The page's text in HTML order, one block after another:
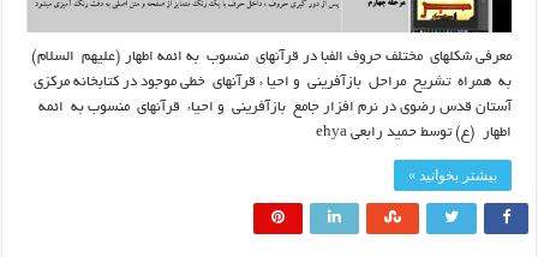
معرفی شکلهای مختلف حروف الفبا در قرآنهای منسوب به ائمه اطهار (علیهم السلام)
به همراه تشریح مراحل بازآفرینی و احیا ء قرآنهای خطی موجود در کتابخانه مرکزی
آستان قدس رضوی در نرم افزار جامع بازآفرینی و احیاء قرآنهای منسوب به ائمه
اطهار (ع) توسط حمید رابعی ehya
بیشتر بخوانید »